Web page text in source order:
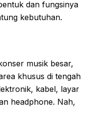
dan fungsinya
kebutuhan.
musik besar,
khusus di tengah
kabel, layar
headphone. Nah,